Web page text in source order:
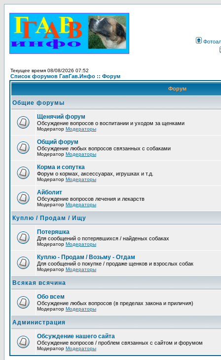
Текущее время 08/08/2026 07:52
Список форумов ГавГав.Инфо :: Форум
Форум
Общие форумы
Щенячий форум
Обсуждение вопросов о воспитании и уходом за щенками
Модератор Модераторы
Общий форум
Обсуждение любых вопросов связанных с собаками
Модератор Модераторы
Корма и сопутка
Форум о кормах, аксессуарах, игрушках и т.д.
Модератор Модераторы
Айболит
Обсуждение вопросов лечения и лекарств
Модератор Модераторы
Куплю / Продам / Ищу
Потеряшка
Для сообщений о потерявшихся / найденых собаках
Модератор Модераторы
Куплю - Продам / Возьму - Отдам
Для сообщений о покупке / продаже щенков и взрослых собак
Модератор Модераторы
Всякая всячина
Обо всем
Обсуждение любых вопросов (в пределах закона и приличия)
Модератор Модераторы
Администрация
Обсуждение нашего сайта
Обсуждение вопросов / проблем связанных с сайтом и форумом
Модератор Модераторы